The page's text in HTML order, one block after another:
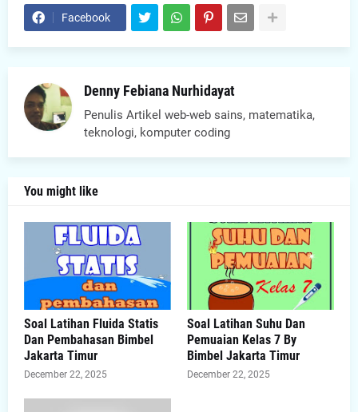
Facebook
Denny Febiana Nurhidayat
Penulis Artikel web-web sains, matematika,
teknologi, komputer coding
You might like
Soal Latihan Fluida Statis
Dan Pembahasan Bimbel
Jakarta Timur
December 22, 2025
Soal Latihan Suhu Dan
Pemuaian Kelas 7 By
Bimbel Jakarta Timur
December 22, 2025